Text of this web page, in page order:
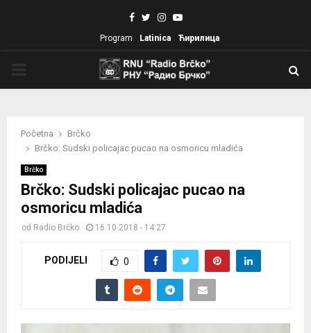
Facebook
TwitterInstagram
Youtube
Program Latinica Ћирилица
Početna
Brčko
Brčko: Sudski policajac pucao na osmoricu mladića
Brčko
Brčko: Sudski policajac pucao na
osmoricu mladića
od Radio Brčko 16.10.2018 - 14:27
PODIJELI 0